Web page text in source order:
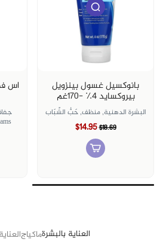
بانوكسيل غسول بينزويل
بيروكسايد ٤٪؜ -١٧٠غم
البشرة الدهنية,منظف,حَبُّ الشّبَاب
$18.69
$14.95
العناية بالبشرةماكياج